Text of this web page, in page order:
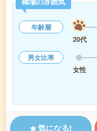
年齢層
20代
男女比率
女性
気になる!